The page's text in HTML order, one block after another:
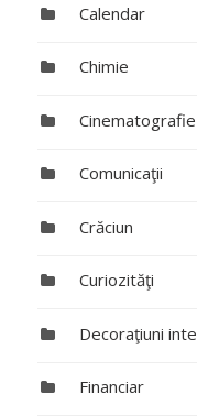
Calendar
Chimie
Cinematografie
Comunicaţii
Crăciun
Curiozităţi
Decoraţiuni
Financiar